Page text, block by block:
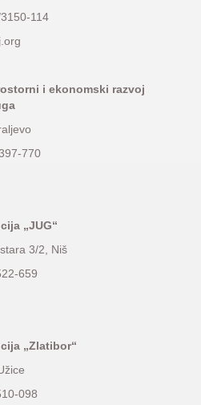
114
i ekonomski razvoj
770
„JUG“
3/2, Niš
659
„Zlatibor“
098